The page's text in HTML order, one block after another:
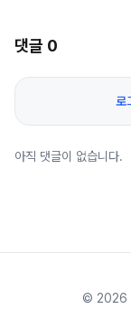
댓글 0
로
아직 댓글이 없습니다.
© 2026